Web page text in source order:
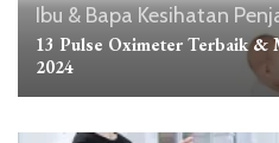
Ibu & Bapa Kesihatan
13 Pulse Oximeter Terbaik &
2024